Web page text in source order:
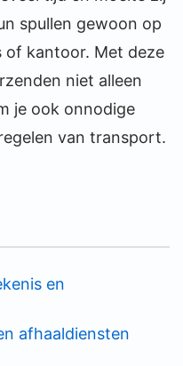
spullen gewoon op
of kantoor. Met deze
niet alleen
je ook onnodige
van transport.
en
afhaaldiensten